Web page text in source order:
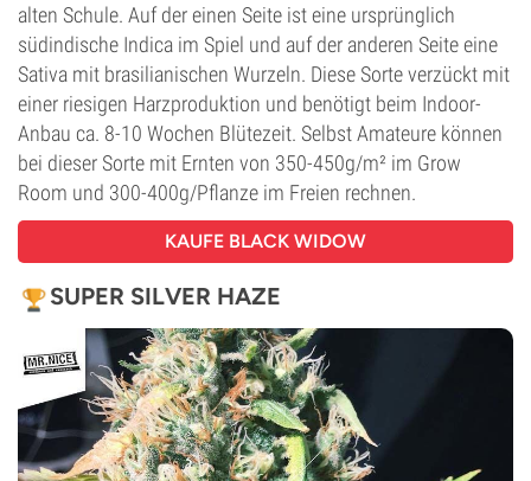
alten Schule. Auf der einen Seite ist eine ursprünglich
südindische Indica im Spiel und auf der anderen Seite eine
Sativa mit brasilianischen Wurzeln. Diese Sorte verzückt mit
einer riesigen Harzproduktion und benötigt beim Indoor-
Anbau ca. 8-10 Wochen Blütezeit. Selbst Amateure können
bei dieser Sorte mit Ernten von 350-450g/m² im Grow
Room und 300-400g/Pflanze im Freien rechnen.
KAUFE BLACK WIDOW
SUPER SILVER HAZE